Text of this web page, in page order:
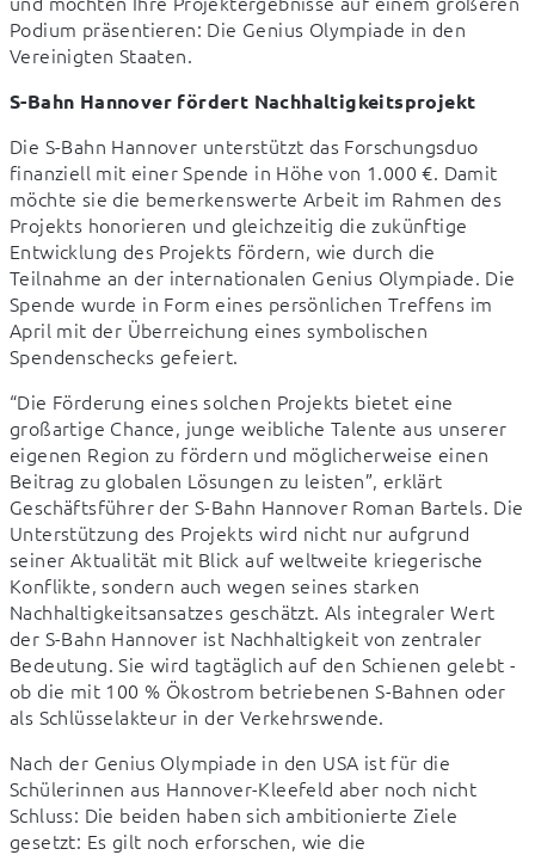
Podium präsentieren: Die Genius Olympiade in den
Vereinigten Staaten.
S-Bahn Hannover fördert Nachhaltigkeitsprojekt
Die S-Bahn Hannover unterstützt das Forschungsduo
finanziell mit einer Spende in Höhe von 1.000 €. Damit
möchte sie die bemerkenswerte Arbeit im Rahmen des
Projekts honorieren und gleichzeitig die zukünftige
Entwicklung des Projekts fördern, wie durch die
Teilnahme an der internationalen Genius Olympiade. Die
Spende wurde in Form eines persönlichen Treffens im
April mit der Überreichung eines symbolischen
Spendenschecks gefeiert.
“Die Förderung eines solchen Projekts bietet eine
großartige Chance, junge weibliche Talente aus unserer
eigenen Region zu fördern und möglicherweise einen
Beitrag zu globalen Lösungen zu leisten”, erklärt
Geschäftsführer der S-Bahn Hannover Roman Bartels. Die
Unterstützung des Projekts wird nicht nur aufgrund
seiner Aktualität mit Blick auf weltweite kriegerische
Konflikte, sondern auch wegen seines starken
Nachhaltigkeitsansatzes geschätzt. Als integraler Wert
der S-Bahn Hannover ist Nachhaltigkeit von zentraler
Bedeutung. Sie wird tagtäglich auf den Schienen gelebt -
ob die mit 100 % Ökostrom betriebenen S-Bahnen oder
als Schlüsselakteur in der Verkehrswende.
Nach der Genius Olympiade in den USA ist für die
Schülerinnen aus Hannover-Kleefeld aber noch nicht
Schluss: Die beiden haben sich ambitionierte Ziele
gesetzt: Es gilt noch erforschen, wie die